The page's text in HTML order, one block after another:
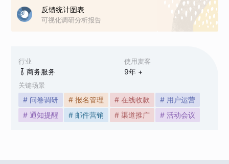
行业
商务服务
使用麦客
9年 +
关键场景
# 问卷调研 # 报名管理 # 在线收款
# 用户运营
# 通知提醒
# 邮件营销 # 渠道推广 # 活动会议
反馈统计图表
可视化调研分析报告